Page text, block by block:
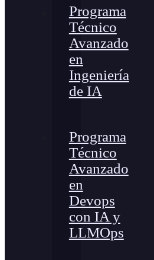
Programa
Técnico
Avanzado
en
Ingeniería
de IA
Programa
Técnico
Avanzado
en
Devops
con IA y
LLMOps